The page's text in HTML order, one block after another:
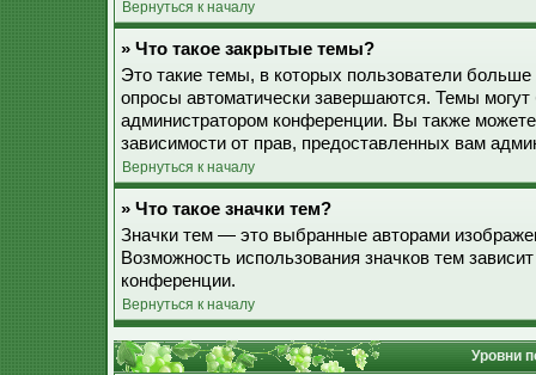
Вернуться к началу
» Что такое закрытые темы?
Это такие темы, в которых пользователи
опросы автоматически завершаются. Темы
администратором конференции. Вы также
зависимости от прав, предоставленных вам
Вернуться к началу
» Что такое значки тем?
Значки тем — это выбранные авторами
Возможность использования значков тем
конференции.
Вернуться к началу
Уровни